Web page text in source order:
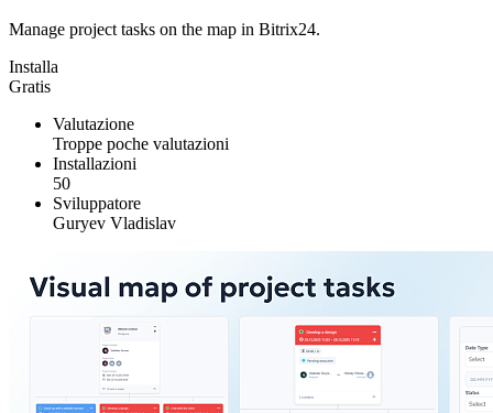
Manage project tasks on the map in Bitrix24.
Installa
Gratis
Valutazione
Troppe poche valutazioni
Installazioni
50
Sviluppatore
Guryev Vladislav